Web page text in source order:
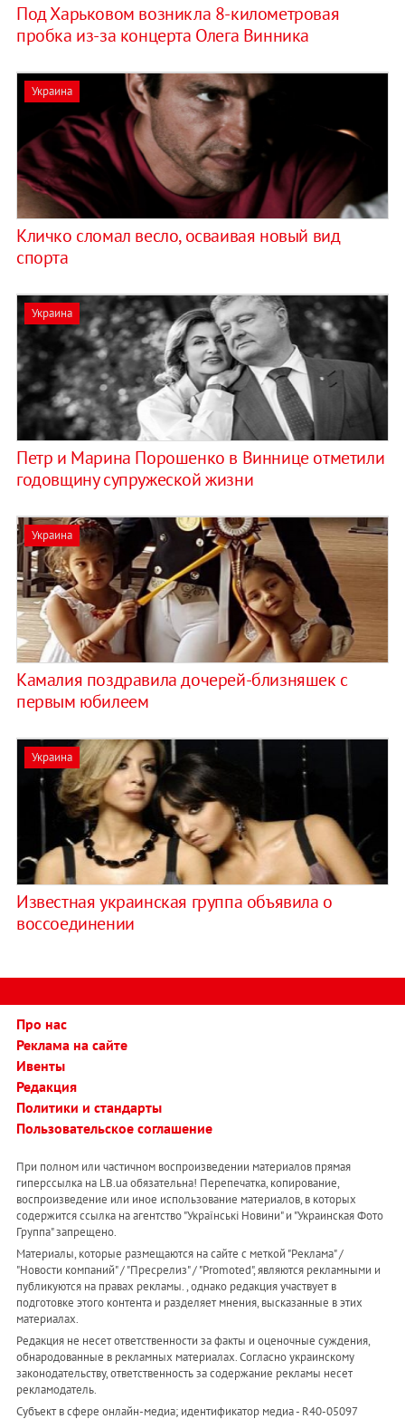
Под Харьковом возникла 8-километровая
пробка из-за концерта Олега Винника
Украина
Кличко сломал весло, осваивая новый вид
спорта
Украина
Петр и Марина Порошенко в Виннице отметили
годовщину супружеской жизни
Украина
Камалия поздравила дочерей-близняшек с
первым юбилеем
Украина
Известная украинская группа объявила о
воссоединении
Про нас
Реклама на сайте
Ивенты
Редакция
Политики и стандарты
Пользовательское соглашение
При полном или частичном воспроизведении материалов прямая
гиперссылка на LB.ua обязательна! Перепечатка, копирование,
воспроизведение или иное использование материалов, в которых
содержится ссылка на агентство "Українськi Новини" и "Украинская Фото
Группа" запрещено.
Материалы, которые размещаются на сайте с меткой "Реклама" /
"Новости компаний" / "Пресрелиз" / "Promoted", являются рекламными и
публикуются на правах рекламы. , однако редакция участвует в
подготовке этого контента и разделяет мнения, высказанные в этих
материалах.
Редакция не несет ответственности за факты и оценочные суждения,
обнародованные в рекламных материалах. Согласно украинскому
законодательству, ответственность за содержание рекламы несет
рекламодатель.
Субъект в сфере онлайн-медиа; идентификатор медиа - R40-05097